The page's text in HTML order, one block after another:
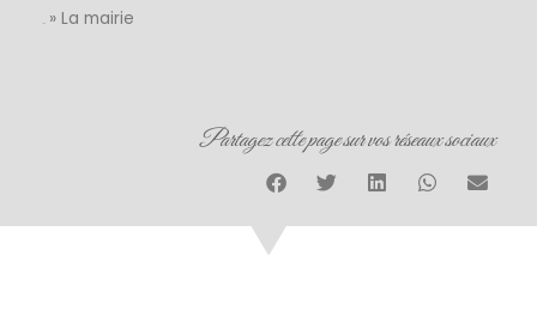
» La mairie
Partagez cette page sur vos réseaux sociaux